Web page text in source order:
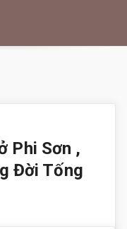
Phi Sơn ,
Đời Tống